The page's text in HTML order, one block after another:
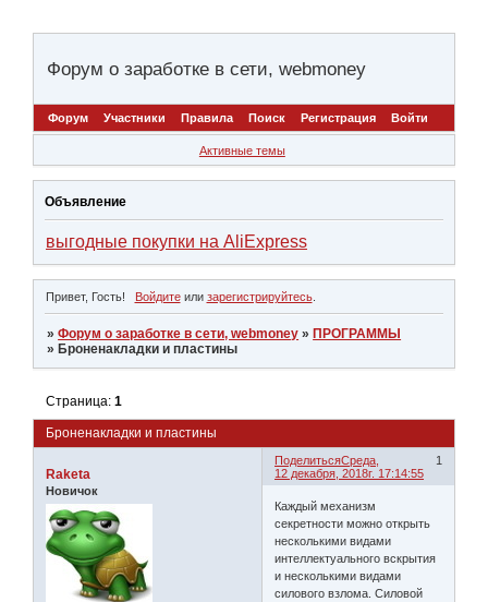
Форум о заработке в сети, webmoney
Форум Участники Правила Поиск Регистрация Войти
Активные темы
Объявление
выгодные покупки на AliExpress
Привет, Гость! Войдитеили зарегистрируйтесь.
»Форум о заработке в сети, webmoney » ПРОГРАММЫ
» Броненакладки и пластины
Броненакладки и пластины
Страница:1
Поделиться 1
Среда,
12 декабря, 2018г. 17:14:55
Raketa
Новичок
Каждый механизм
секретности можно открыть
несколькими видами
интеллектуального вскрытия
и несколькими видами
силового взлома. Силовой